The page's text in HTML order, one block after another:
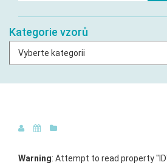
Kategorie vzorů
Warning: Attempt to read property